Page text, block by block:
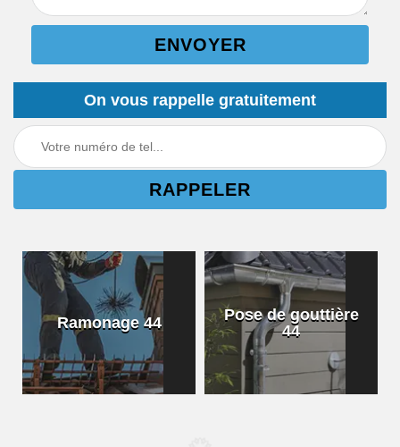
On vous rappelle gratuitement
Ramonage 44
Pose de gouttière
44